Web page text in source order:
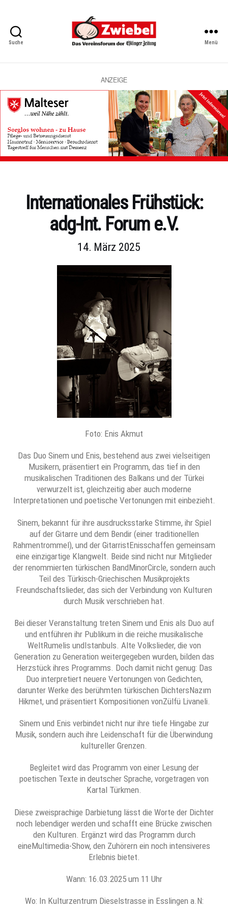
Suche
Vereinsforum
Eßlinger
Zeitung
Menü
ANZEIGE
KategorienInternationales Frühstück:
adg-Int. Forum e.V.
14. März 2025
Foto: Enis Akmut
Das Duo Sinem und Enis, bestehend aus zwei vielseitigen
Musikern, präsentiert ein Programm, das tief in den
musikalischen Traditionen des Balkans und der Türkei
verwurzelt ist, gleichzeitig aber auch moderne
Interpretationen und poetische Vertonungen mit einbezieht.
Sinem, bekannt für ihre ausdrucksstarke Stimme, ihr Spiel
auf der Gitarre und dem Bendir (einer traditionellen
Rahmentrommel), und der GitarristEnisschaffen gemeinsam
eine einzigartige Klangwelt. Beide sind nicht nur Mitglieder
der renommierten türkischen BandMinorCircle, sondern auch
Teil des Türkisch-Griechischen Musikprojekts
Freundschaftslieder, das sich der Verbindung von Kulturen
durch Musik verschrieben hat.
Bei dieser Veranstaltung treten Sinem und Enis als Duo auf
und entführen ihr Publikum in die reiche musikalische
WeltRumelis undIstanbuls. Alte Volkslieder, die von
Generation zu Generation weitergegeben wurden, bilden das
Herzstück ihres Programms. Doch damit nicht genug: Das
Duo interpretiert neuere Vertonungen von Gedichten,
darunter Werke des berühmten türkischen DichtersNazım
Hikmet, und präsentiert Kompositionen vonZülfü Livaneli.
Sinem und Enis verbindet nicht nur ihre tiefe Hingabe zur
Musik, sondern auch ihre Leidenschaft für die Überwindung
kultureller Grenzen.
Begleitet wird das Programm von einer Lesung der
poetischen Texte in deutscher Sprache, vorgetragen von
Kartal Türkmen.
Diese zweisprachige Darbietung lässt die Worte der Dichter
noch lebendiger werden und schafft eine Brücke zwischen
den Kulturen. Ergänzt wird das Programm durch
eineMultimedia-Show, den Zuhörern ein noch intensiveres
Erlebnis bietet.
Wann: 16.03.2025 um 11 Uhr
Wo: In Kulturzentrum Dieselstrasse in Esslingen a.N: